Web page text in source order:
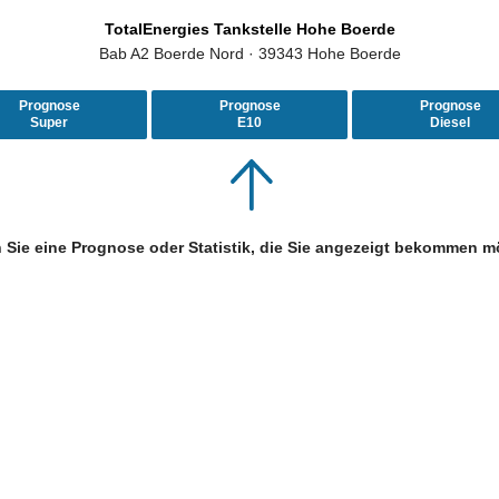
TotalEnergies Tankstelle Hohe Boerde
Bab A2 Boerde Nord · 39343 Hohe Boerde
Prognose
Super
Prognose
E10
Prognose
Diesel
Sie eine Prognose oder Statistik, die Sie angezeigt bekommen